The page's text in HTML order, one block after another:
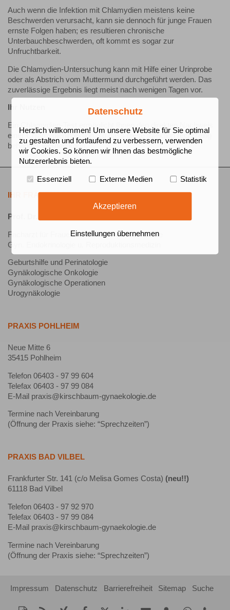
Auch wenn die Infektion mit Chlamydien meistens keine
Beschwerden verursacht, kann sie dennoch für junge Frauen
ernste Folgen haben; es resultieren chronische
Unterbauchbeschwerden, oft kommt es sogar zur
Unfruchtbarkeit.
Die Chlamydien-Untersuchung kann mit Hilfe einer Urinprobe
oder als Abstrich vom Muttermund durchgeführt werden. Das
zuverlässige Ergebnis liegt meist nach wenigen Tagen vor.
Ihr Nutzen
Ein Chlamydien-Test ermöglicht Ihnen den direkten Nachweis
einer Chlamydieninfektion, so dass diese Infektion rechtzeitig
behandelt werden kann.
IHR FRAUENARZT
Prof. Dr. Dr. med. Michael Kirschbaum
Facharzt für Frauenheilkunde und Geburtshilfe
Gyn. Endokrinologie u. Reproduktionsmedizin
Geburtshilfe und Perinatologie
Gynäkologische Onkologie
Gynäkologische Operationen
Urogynäkologie
PRAXIS POHLHEIM
Neue Mitte 6
35415 Pohlheim
Telefon 06403 - 97 99 604
Telefax 06403 - 97 99 084
E-Mail praxis@kirschbaum-gynaekologie.de
Termine nach Vereinbarung
(Öffnung der Praxis siehe: “Sprechzeiten”)
PRAXIS BAD VILBEL
Frankfurter Str. 141 (c/o Melisa Gomes Costa) (neu!!)
61118 Bad Vilbel
Telefon 06403 - 97 92 970
Telefax 06403 - 97 99 084
E-Mail praxis@kirschbaum-gynaekologie.de
Termine nach Vereinbarung
(Öffnung der Praxis siehe: “Sprechzeiten”)
Impressum Datenschutz Barrierefreiheit Sitemap Suche
Diese RSS- Auf Auf Auf Per vCard Auf
Datenschutz
Herzlich willkommen! Um unsere Website für Sie optimal
zu gestalten und fortlaufend zu verbessern, verwenden
wir Cookies. So können wir Ihnen das bestmögliche
Nutzererlebnis bieten.
Essenziell Externe Medien Statistik
Akzeptieren
Einstellungen übernehmen